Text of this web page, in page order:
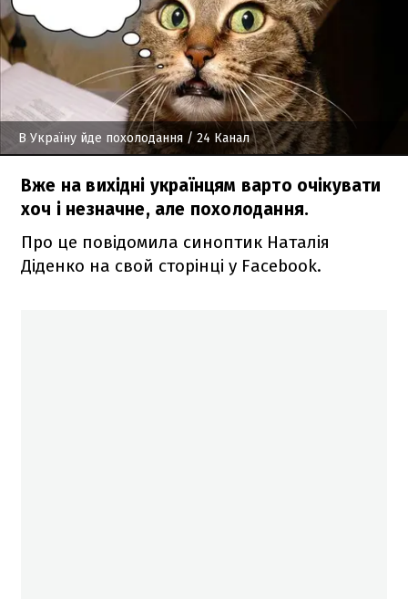
В Україну йде похолодання / 24 Канал
Вже на вихідні українцям варто очікувати
хоч і незначне, але похолодання.
Про це повідомила синоптик Наталія
Діденко на свой сторінці у Facebook.